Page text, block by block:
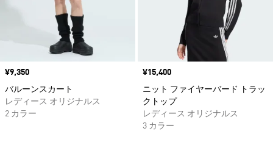
価格
¥9,350
バルーンスカート
レディース オリジナルス
2 カラー
価格
¥15,400
ニット ファイヤーバード トラッ
クトップ
レディース オリジナルス
3 カラー